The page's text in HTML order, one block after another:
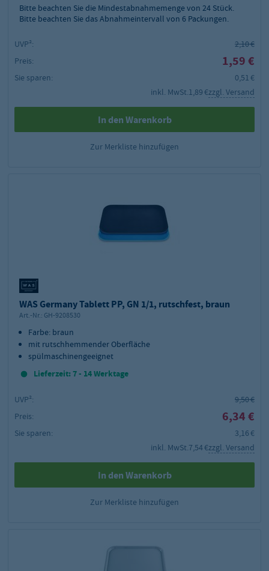
Bitte beachten Sie die Mindestabnahmemenge von 24 Stück.
Bitte beachten Sie das Abnahmeintervall von 6 Packungen.
UVP²:
2,10 €
Preis:
1,59 €
Sie sparen:
0,51 €
inkl. MwSt.1,89 €zzgl. Versand
In den Warenkorb
Zur Merkliste hinzufügen
WAS Germany Tablett PP, GN 1/1, rutschfest, braun
Art.-Nr.: GH-9208530
Farbe: braun
mit rutschhemmender Oberfläche
spülmaschinengeeignet
Lieferzeit: 7 - 14 Werktage
UVP²:
9,50 €
Preis:
6,34 €
Sie sparen:
3,16 €
inkl. MwSt.7,54 €zzgl. Versand
In den Warenkorb
Zur Merkliste hinzufügen